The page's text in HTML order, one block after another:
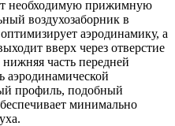
необходимую прижимную
воздухозаборник в
аэродинамику, а
вверх через отверстие
часть передней
аэродинамической
профиль, подобный
минимально